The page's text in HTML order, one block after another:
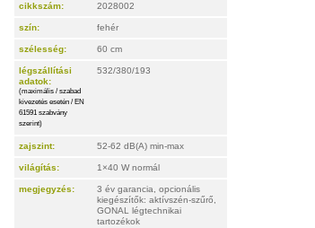
cikkszám: 2028002
szín: fehér
szélesség: 60 cm
légszállítási
adatok:
(maximális / szabad
kivezetés esetén / EN
61591 szabvány
szerint)
532/380/193
zajszint: 52-62 dB(A) min-max
világítás: 1×40 W normál
megjegyzés:
3 év garancia, opcionális
kiegészítők: aktívszén-szűrő,
GONAL légtechnikai
tartozékok